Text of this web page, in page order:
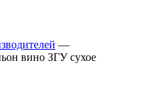
—
вино ЗГУ сухое